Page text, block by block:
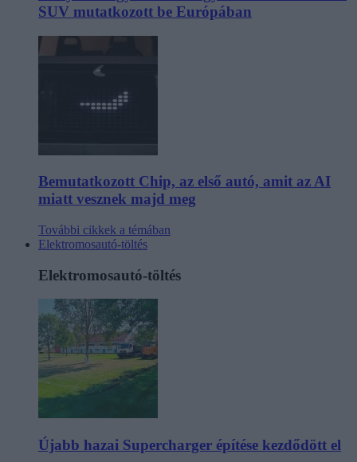
SUV mutatkozott be Európában
Bemutatkozott Chip, az első autó, amit az AI
miatt vesznek majd meg
További cikkek a témában
Elektromosautó-töltés
Elektromosautó-töltés
Újabb hazai Supercharger építése kezdődött el